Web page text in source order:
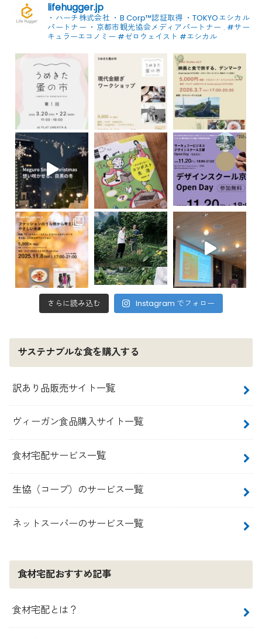
lifehugger.jp
・ハーチ株式会社 ・B Corp™認証取得 ・TOKYOエシカル
パートナー ・京都市観光協会メディアパートナー . #サー
キュラーエコノミー #ゼロウェイスト #エシカル
さらに読み込む Instagram でフォロー
サステナブルな食を購入する
訳あり品販売サイト一覧
ヴィーガン食品購入サイト一覧
食材宅配サービス一覧
生協（コープ）のサービス一覧
ネットスーパーのサービス一覧
食材宅配おすすめ記事
食材宅配とは？